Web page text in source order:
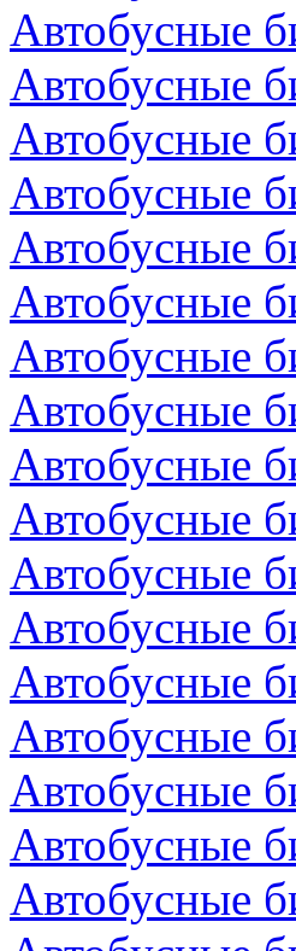
Автобусные
Автобусные
Автобусные
Автобусные
Автобусные
Автобусные
Автобусные
Автобусные
Автобусные
Автобусные
Автобусные
Автобусные
Автобусные
Автобусные
Автобусные
Автобусные
Автобусные